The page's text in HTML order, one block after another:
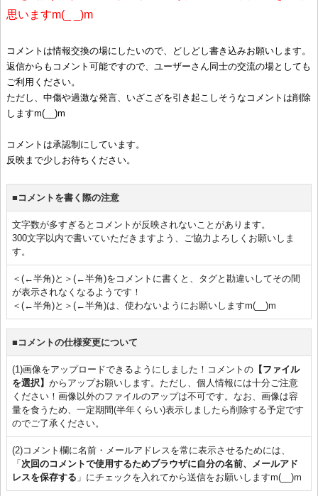
思いますm(_ _)m
コメントは情報交換の場にしたいので、どしどし書き込みお願いします。
返信からもコメント可能ですので、ユーザーさん同士の交流の場としても
ご利用ください。
ただし、中傷や過激な発言、いざこざを引き起こしそうなコメントは削除
しますm(__)m
コメントは承認制にしています。
反映まで少しお待ちください。
■コメントを書く際の注意
文字数が多すぎるとコメントが反映されないことがあります。
300文字以内で書いていただきますよう、ご協力よろしくお願いしま
す。
＜(←半角)と＞(←半角)をコメントに書くと、タグと勘違いしてその間
が表示されなくなるようです！
＜(←半角)と＞(←半角)は、使わないようにお願いしますm(__)m
■コメントの仕様変更について
(1)画像をアップロードできるようにしました！コメントの【ファイル
を選択】 からアップお願いします。ただし、個人情報には十分ご注意
ください！画像以外のファイルのアップは不可です。なお、画像は容
量を食うため、一定期間(半年くらい)表示しましたら削除する予定です
のでご了承ください。
(2)コメント欄に名前・メールアドレスを常に表示させるためには、
「 次回のコメントで使用するためブラウザに自分の名前、メールアド
レスを保存する 」にチェックを入れてから送信をお願いしますm(__)m